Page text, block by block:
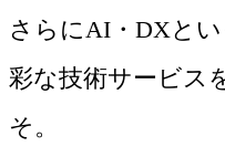
さらにAI・DXと
彩な技術サービス
そ。